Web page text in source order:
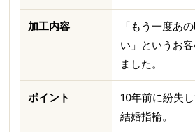
加工内容
「もう一度あ
い」というお
ました。
ポイント
10年前に紛失
結婚指輪。